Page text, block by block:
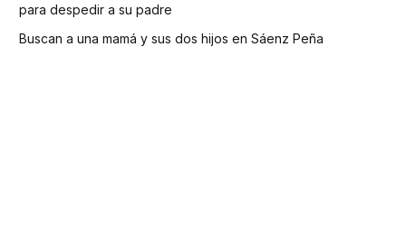
para despedir a su padre
Buscan a una mamá y sus dos hijos en Sáenz Peña